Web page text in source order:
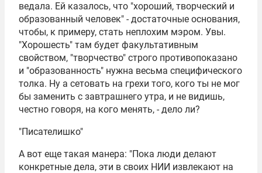
ведала. Ей казалось, что "хороший, творческий и
образованный человек" - достаточные основания,
чтобы, к примеру, стать неплохим мэром. Увы.
"Хорошесть" там будет факультативным
свойством, "творчество" строго противопоказано
и "образованность" нужна весьма специфического
толка. Ну а сетовать на грехи того, кого ты не мог
бы заменить с завтрашнего утра, и не видишь,
честно говоря, на кого менять, - дело ли?
"Писателишко"
А вот еще такая манера: "Пока люди делают
конкретные дела, эти в своих НИИ извлекают на